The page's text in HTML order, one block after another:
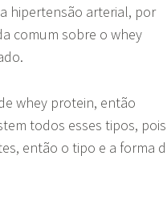
hipertensão arterial, por
comum sobre o whey
whey protein, então
todos esses tipos, pois
então o tipo e a forma